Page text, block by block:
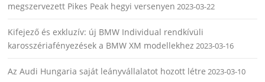
megszervezett Pikes Peak hegyi versenyen 2023-03-22
Kifejező és exkluzív: új BMW Individual rendkívüli
karosszériafényezések a BMW XM modellekhez 2023-03-16
Az Audi Hungaria saját leányvállalatot hozott létre 2023-03-10